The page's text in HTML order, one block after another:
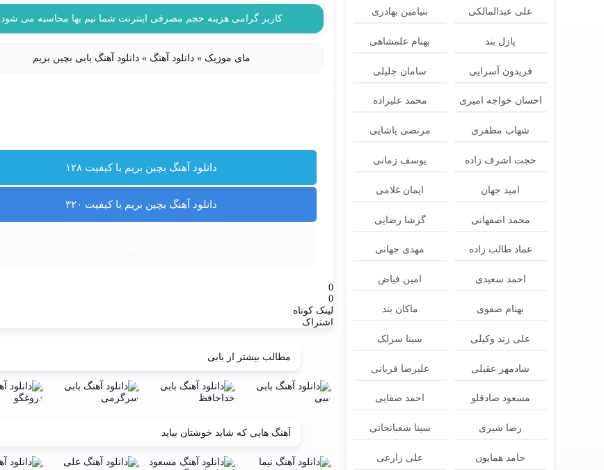
کاربر گرامی هزینه حجم مصرفی اینترنت شما نیم بها محاسبه می شود
مای موزیک »دانلود آهنگ »دانلود آهنگ بابی بچین بریم
دانلود آهنگ بچین بریم با کیفیت ۱۲۸
دانلود آهنگ بچین بریم با کیفیت ۳۲۰
0
0
لینک کوتاه
اشتراک
مطالب بیشتر از بابی
آهنگ هایی که شاید خوشتان بیاید
علی عبدالمالکی بنیامین بهادری
پازل بند بهنام علمشاهی
فریدون آسرایی سامان جلیلی
احسان خواجه امیری محمد علیزاده
شهاب مظفری مرتضی پاشایی
حجت اشرف زاده یوسف زمانی
امید جهان ایمان غلامی
محمد اصفهانی گرشا رضایی
عماد طالب زاده مهدی جهانی
احمد سعیدی امین فیاض
بهنام صفوی ماکان بند
علی زند وکیلی سینا سرلک
شادمهر عقیلی علیرضا قربانی
مسعود صادقلو احمد صفایی
رضا شیری سینا شعبانخانی
حامد همایون علی زارعی